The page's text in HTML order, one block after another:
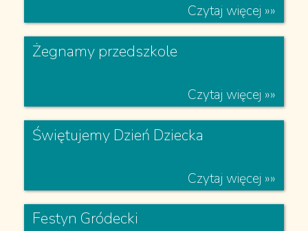
Lato, lato, dam Ci różę
Na smykach przedszkolnych...
Czytaj więcej »»
Czytaj więcej »»
Czytaj więcej »»